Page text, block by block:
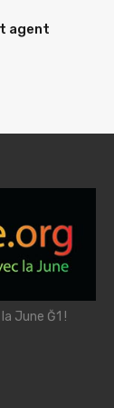
agent
June Ğ1 !